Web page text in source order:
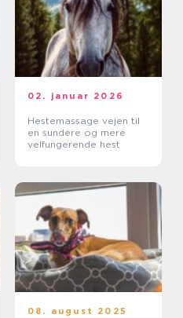
02. januar 2026
Hestemassage vejen til
en sundere og mere
velfungerende hest
08. august 2025